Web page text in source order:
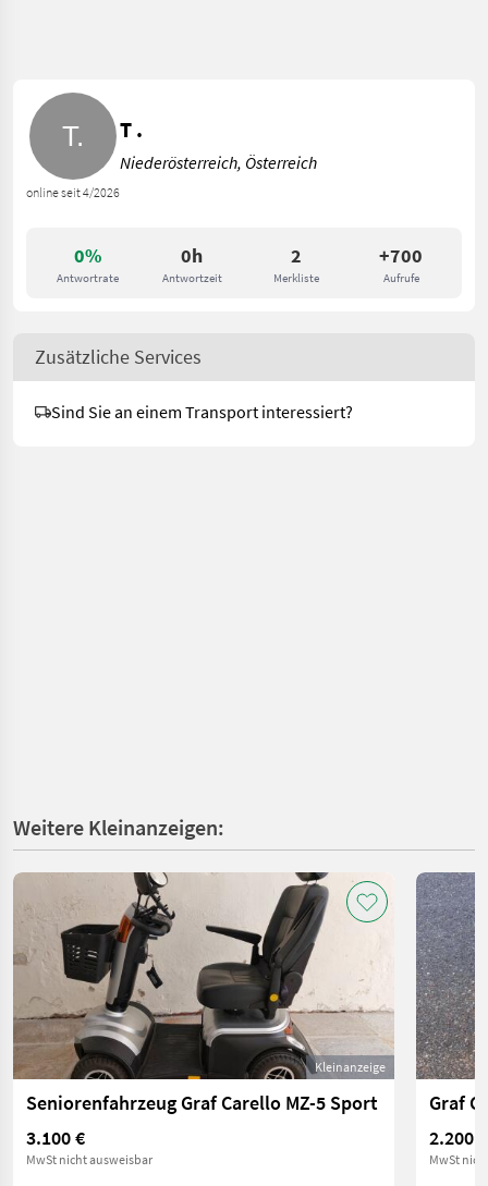
0%
Antwortrate
0h
Antwortzeit
2
Merkliste
+700
Aufrufe
online seit 4/2026
T .
Niederösterreich, Österreich
Zusätzliche Services
Sind Sie an einem Transport interessiert?
Weitere Kleinanzeigen:
Kleinanzeige
Seniorenfahrzeug Graf Carello MZ-5 Sport
3.100 €
MwSt nicht ausweisbar
Graf
2.200 €
MwSt